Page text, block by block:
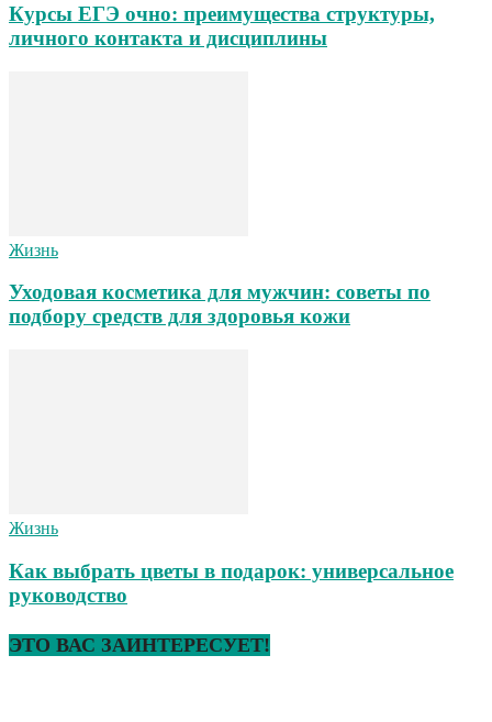
Курсы ЕГЭ очно: преимущества структуры,
личного контакта и дисциплины
Жизнь
Уходовая косметика для мужчин: советы по
подбору средств для здоровья кожи
Жизнь
Как выбрать цветы в подарок: универсальное
руководство
ЭТО ВАС ЗАИНТЕРЕСУЕТ!